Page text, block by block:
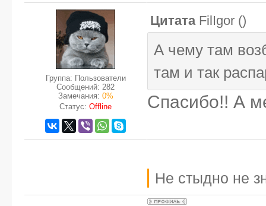
Группа: Пользователи
Сообщений: 282
Замечания: 0%
Статус: Offline
Цитата FilIgor ()
А чему там
там и так
Спасибо!! А
Не стыдно не